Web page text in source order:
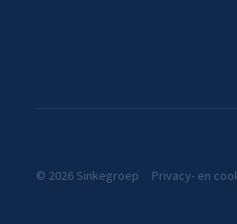
© 2026 Sinkegroep Privacy- en